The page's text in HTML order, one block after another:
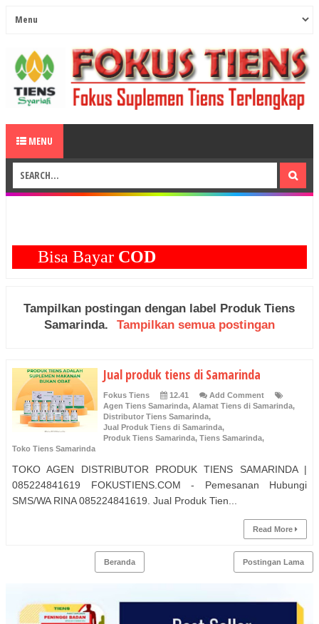
MENU
Bisa BayarCOD
Tampilkan postingan dengan label Produk Tiens
Samarinda. Tampilkan semua postingan
Jual produk tiens di Samarinda
Fokus Tiens 12.41
Add Comment
Agen Tiens Samarinda, Alamat Tiens di Samarinda,
Distributor Tiens Samarinda,
Jual Produk Tiens di Samarinda,
Produk Tiens Samarinda, Tiens Samarinda,
Toko Tiens Samarinda
TOKO AGEN DISTRIBUTOR PRODUK TIENS SAMARINDA |
085224841619 FOKUSTIENS.COM - Pemesanan Hubungi
SMS/WA RINA 085224841619. Jual Produk Tien...
Read More
Postingan Lama
Beranda